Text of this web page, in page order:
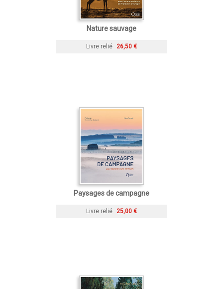
Nature sauvage
Livre relié 26,50 €
Paysages de campagne
Livre relié 25,00 €